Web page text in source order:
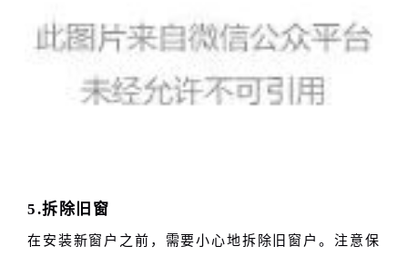
5.拆除旧窗
在安装新窗户之前，需要小心地拆除旧窗户。注意保